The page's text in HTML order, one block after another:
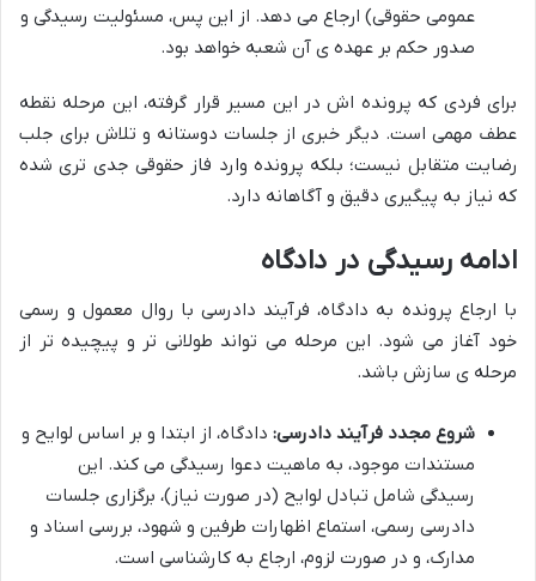
عمومی حقوقی) ارجاع می دهد. از این پس، مسئولیت رسیدگی و
صدور حکم بر عهده ی آن شعبه خواهد بود.
برای فردی که پرونده اش در این مسیر قرار گرفته، این مرحله نقطه
عطف مهمی است. دیگر خبری از جلسات دوستانه و تلاش برای جلب
رضایت متقابل نیست؛ بلکه پرونده وارد فاز حقوقی جدی تری شده
که نیاز به پیگیری دقیق و آگاهانه دارد.
ادامه رسیدگی در دادگاه
با ارجاع پرونده به دادگاه، فرآیند دادرسی با روال معمول و رسمی
خود آغاز می شود. این مرحله می تواند طولانی تر و پیچیده تر از
مرحله ی سازش باشد.
شروع مجدد فرآیند دادرسی: دادگاه، از ابتدا و بر اساس لوایح و
مستندات موجود، به ماهیت دعوا رسیدگی می کند. این
رسیدگی شامل تبادل لوایح (در صورت نیاز)، برگزاری جلسات
دادرسی رسمی، استماع اظهارات طرفین و شهود، بررسی اسناد و
مدارک، و در صورت لزوم، ارجاع به کارشناسی است.